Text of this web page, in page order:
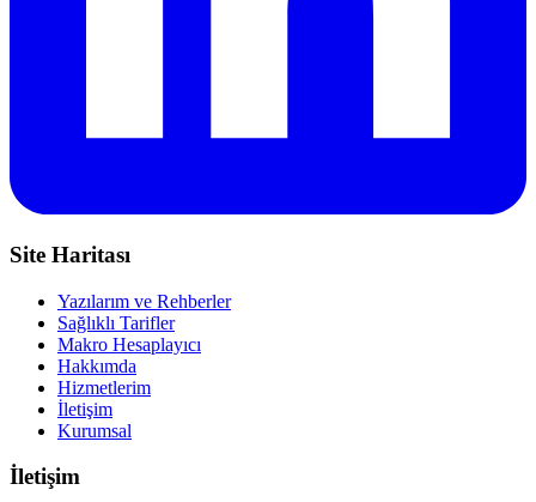
Site Haritası
Yazılarım ve Rehberler
Sağlıklı Tarifler
Makro Hesaplayıcı
Hakkımda
Hizmetlerim
İletişim
Kurumsal
İletişim